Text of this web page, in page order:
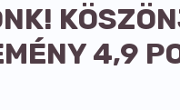
4,9